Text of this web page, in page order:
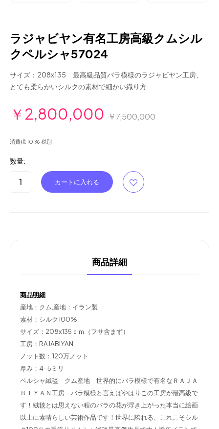
ラジャビヤン有名工房高級クムシル
クペルシャ57024
サイズ：208x135 最高級品質バラ模様のラジャビヤン工房、
とても柔らかいシルクの素材で細かい織り方
￥2,800,000 ￥7,500,000
消費税 10 % 税別
数量:
商品詳細
商品明細
産地：クム,産地：イラン製
素材：シルク100%
サイズ：208x135ｃｍ（フサ含まず）
工房：RAJABIYAN
ノット数：120万ノット
厚み：4-5ミリ
ペルシャ絨毯 クム産地 世界的にバラ模様で有名なＲＡＪＡ
ＢＩＹＡＮ工房 バラ模様と言えばやはりこの工房が最高級で
す！絨毯とは思えない程のバラの花が浮き上がった本当に絵画
以上に素晴らしい芸術作品です！世界に誇れる、これこそシル